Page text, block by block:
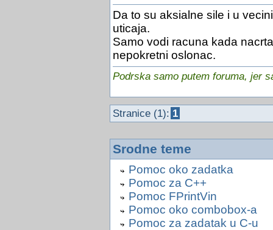
Da to su aksialne sile i u
uticaja.
Samo vodi racuna kada
nepokretni oslonac.
Podrska samo putem foruma, jer
Stranice (1): 1
Srodne teme
Pomoc oko zadatka
Pomoc za C++
Pomoc FPrintVin
Pomoc oko combobox-a
Pomoc za zadatak u C-u